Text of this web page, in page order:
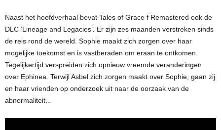
Naast het hoofdverhaal bevat Tales of Grace f Remastered ook de
DLC ‘Lineage and Legacies’. Er zijn zes maanden verstreken sinds
de reis rond de wereld. Sophie maakt zich zorgen over haar
mogelijke toekomst en is vastberaden om eraan te ontkomen.
Tegelijkertijd verspreiden zich opnieuw vreemde veranderingen
over Ephinea. Terwijl Asbel zich zorgen maakt over Sophie, gaan zij
en haar vrienden op onderzoek uit naar de oorzaak van de
abnormaliteit…